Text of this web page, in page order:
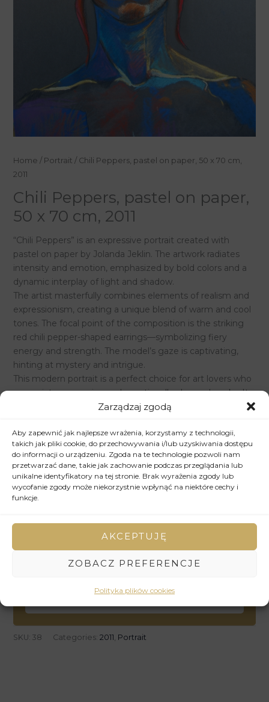
Zarządzaj zgodą
Aby zapewnić jak najlepsze wrażenia, korzystamy z technologii,
takich jak pliki cookie, do przechowywania i/lub uzyskiwania dostępu
do informacji o urządzeniu. Zgoda na te technologie pozwoli nam
przetwarzać dane, takie jak zachowanie podczas przeglądania lub
unikalne identyfikatory na tej stronie. Brak wyrażenia zgody lub
wycofanie zgody może niekorzystnie wpłynąć na niektóre cechy i
funkcje.
AKCEPTUJĘ
ZOBACZ PREFERENCJE
Polityka plików cookies
Home / Portrait / Chili Peppers, pastel on paper, 50 x 70 cm,
2011
Chili Peppers, pastel on paper,
50 x 70 cm, 2011
“Chili Peppers” is an expressive portrait created with
pastel on paper by Jolanda Jeklin. The artwork radiates
intensity and emotion, emphasized by bold colors and a
dynamic interplay of light and shadow.
The artist masterfully combines elements of realism and
expressionism, creating a unique blend of warm and cool
tones. The focal point of the composition is the striking
red chili pepper-shaped earrings—symbolizing fiery
energy and strength. The model’s gaze is captivating,
hinting at mystery and intrigue.
This modern portrait is a perfect choice for art lovers who
appreciate expressive and emotionally charged works. It
serves as an excellent decorative piece for interiors or as a
900,00zł
In stock
Chili
Peppers,
on
paper,
70
cm,
2011
quantity
ADD TO CART
Wyślij zapytanie
W przypadku pytań dotyczących zdjęcia oraz jego
ceny, mogą Państwo przesłać zapytanie, korzystając z
SKU: 38 Categories: 2011 Portrait